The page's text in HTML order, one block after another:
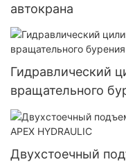
автокрана
Гидравлический
вращательного
Двухстоечный